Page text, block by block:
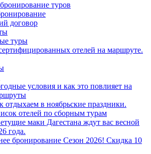
туров
договор
туры
отелей на маршруте.
условия и как это повлияет на
отдыхаем в ноябрьские праздники.
отелей по сборным турам
маки Дагестана ждут вас весной
года.
бронирование Сезон 2026! Скидка 10